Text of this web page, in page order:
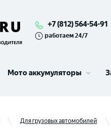
+7 (812) 564-54-91
работаем 24/7
Мото аккумуляторы
Для грузовых автомобилей